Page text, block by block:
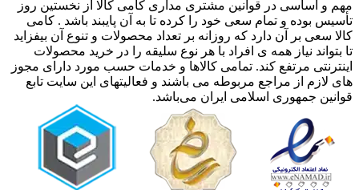
در قوانین مشتری مداری کامی کالا از نخستین روز
و تمام سعی خود را کرده تا به آن پایبند باشد . کامی
آن دارد که روزانه بر تعداد محصولات و تنوع آن بیفزاید
همه ی افراد با هر نوع سلیقه را در خرید محصولات
کند. تمامی کالاها و خدمات حسب مورد دارای مجوز
مراجع مربوطه می باشند و فعالیتهای این سایت تابع
اسلامی ایران می‌باشد.